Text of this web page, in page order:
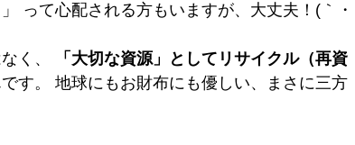
って心配される方もいますが、大丈夫！(｀・
く、
「大切な資源」としてリサイクル（再資
す。 地球にもお財布にも優しい、まさに三方